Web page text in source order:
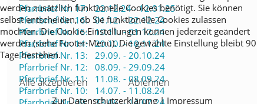
Pfarrbrief Nr. 17: 22.12.24 - 12.01.25
Pfarrbrief Nr. 16: 01.12. - 22.12.24
Pfarrbrief Nr. 15: 10.11. - 01.12.24
Pfarrbrief Nr. 14: 20.10. - 10.11.24
Pfarrbrief Nr. 13: 29.09. - 20.10.24
Pfarrbrief Nr. 12: 08.09. - 29.09.24
Pfarrbrief Nr. 11: 11.08. - 08.09.24
Pfarrbrief Nr. 10: 14.07. - 11.08.24
werden zusätzlich funktionelle Cookies benötigt. Sie können
selbst entscheiden, ob Sie funktionelle Cookies zulassen
möchten. Die Cookie-Einstellungen können jederzeit geändert
werden (siehe Footer-Menü). Die gewählte Einstellung bleibt 90
Tage bestehen.
Alle akzeptieren Ablehnen
Zur Datenschutzerklärung| Impressum